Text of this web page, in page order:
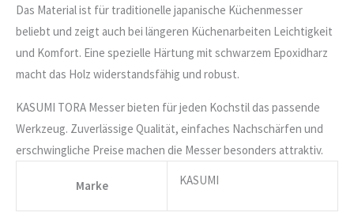
Das Material ist für traditionelle japanische Küchenmesser
beliebt und zeigt auch bei längeren Küchenarbeiten Leichtigkeit
und Komfort. Eine spezielle Härtung mit schwarzem Epoxidharz
macht das Holz widerstandsfähig und robust.
KASUMI TORA Messer bieten für jeden Kochstil das passende
Werkzeug. Zuverlässige Qualität, einfaches Nachschärfen und
erschwingliche Preise machen die Messer besonders attraktiv.
Marke KASUMI